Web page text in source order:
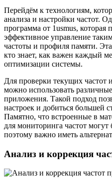
Перейдём к технологиям,
анализа и настройки частот.
программа от 1usmus, которая
эффективное управление
частоты и профиля памяти.
кто знает, как важен каждый
оптимизации системы.
Для проверки текущих частот
можно использовать
приложения. Такой подход
настроек и добиться большей
Памятно, что встроенные в
для мониторинга частот
поэтому важно иметь
Анализ и коррекция